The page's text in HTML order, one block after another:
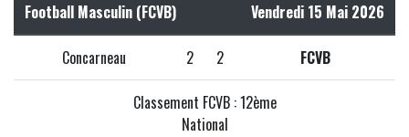
Football Masculin (FCVB) Vendredi 15 Mai 2026
Concarneau 2 2 FCVB
Classement FCVB : 12ème
National